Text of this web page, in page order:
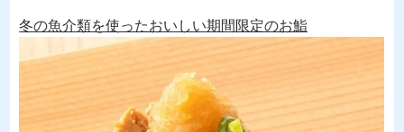
冬の魚介類を使ったおいしい期間限定のお鮨